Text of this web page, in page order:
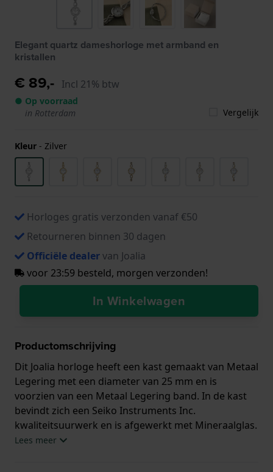
Elegant quartz dameshorloge met armband en
kristallen
€ 89,- Incl 21% btw
● Op voorraad
in Rotterdam
Vergelijk
Kleur - Zilver
Horloges gratis verzonden vanaf €50
Retourneren binnen 30 dagen
Officiële dealervan Joalia
voor 23:59 besteld, morgen verzonden!
In Winkelwagen
Productomschrijving
Dit Joalia horloge heeft een kast gemaakt van Metaal
Legering met een diameter van 25 mm en is
voorzien van een Metaal Legering band. In de kast
bevindt zich een Seiko Instruments Inc.
kwaliteitsuurwerk en is afgewerkt met Mineraalglas.
Lees meer